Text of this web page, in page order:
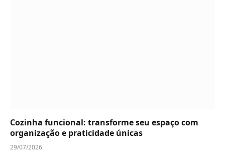
Cozinha funcional: transforme seu espaço com
organização e praticidade únicas
29/07/2026